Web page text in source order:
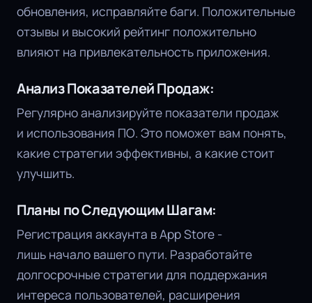
обновления, исправляйте баги. Положительные
отзывы и высокий рейтинг положительно
влияют на привлекательность приложения.
Анализ Показателей Продаж:
Регулярно анализируйте показатели продаж
и использования ПО. Это поможет вам понять,
какие стратегии эффективны, а какие стоит
улучшить.
Планы по Следующим Шагам:
Регистрация аккаунта в App Store -
лишь начало вашего пути. Разработайте
долгосрочные стратегии для поддержания
интереса пользователей, расширения